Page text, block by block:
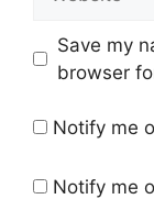
Save my
browser
Notify me
Notify me